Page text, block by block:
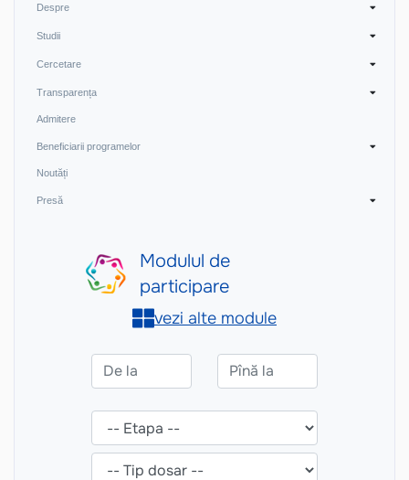
Despre
Studii
Cercetare
Transparența
Admitere
Beneficiarii programelor
Noutăți
Presă